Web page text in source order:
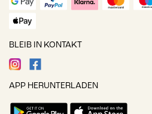
BLEIB IN KONTAKT
APP HERUNTERLADEN